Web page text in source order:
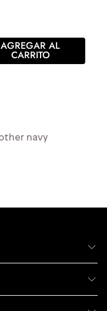
AGREGAR AL
CARRITO
navy